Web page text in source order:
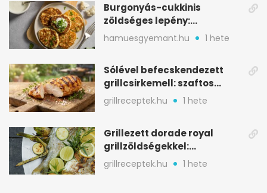
Burgonyás-cukkinis
zöldséges lepény:
aranybarna, szaftos, hús
nélkül is
hamuesgyemant.hu 1 hete
Sólével befecskendezett
grillcsirkemell: szaftos
marad, nem szárad ki
grillreceptek.hu 1 hete
Grillezett dorade royal
grillzöldségekkel:
mediterrán ízek a rostélyról
grillreceptek.hu 1 hete